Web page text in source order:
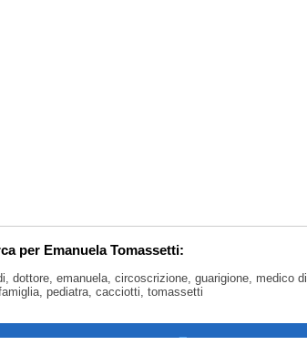
per Emanuela Tomassetti:
dottore, emanuela, circoscrizione, guarigione, medico di
pediatra, cacciotti, tomassetti